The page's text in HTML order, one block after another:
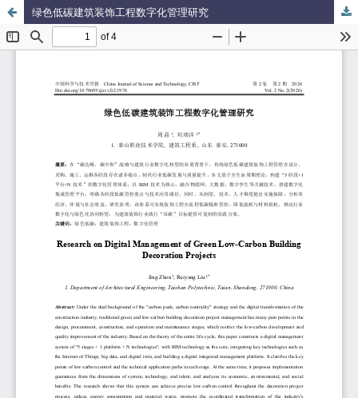
绿色低碳建筑装饰工程数字化管理研究